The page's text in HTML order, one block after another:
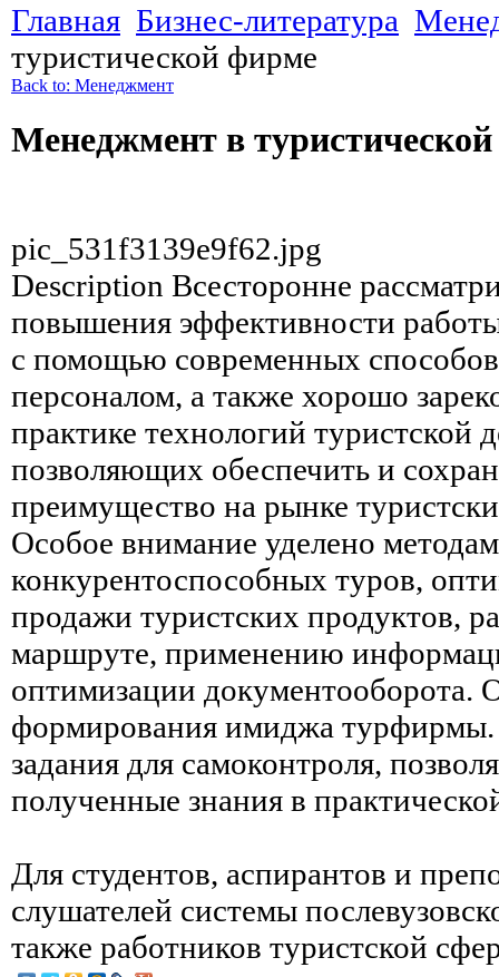
Главная Бизнес-литература
туристической фирме
Back to: Менеджмент
Менеджмент в
pic_531f3139e9f62.jpg
Description Всесторонне
повышения эффективности
с помощью современных
персоналом, а также хорошо
практике технологий туристской
позволяющих обеспечить и
преимущество на рынке
Особое внимание уделено
конкурентоспособных туров,
продажи туристских продуктов,
маршруте, применению
оптимизации документооборота.
формирования имиджа
задания для самоконтроля,
полученные знания в
Для студентов, аспирантов и
слушателей системы
также работников туристской